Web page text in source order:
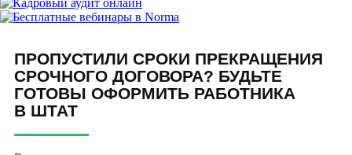
ПРОПУСТИЛИ СРОКИ ПРЕКРАЩЕНИЯ
СРОЧНОГО ДОГОВОРА? БУДЬТЕ
ГОТОВЫ ОФОРМИТЬ РАБОТНИКА
В ШТАТ